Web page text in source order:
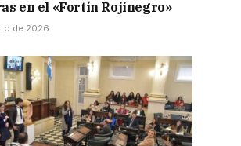
en el «Fortín Rojinegro»
de 2026